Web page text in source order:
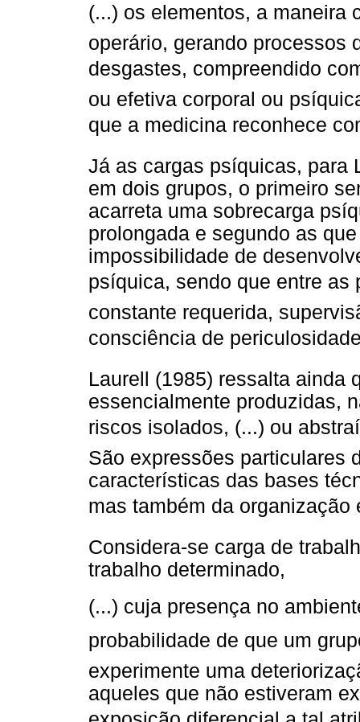
(...) os elementos, a
operário, gerando processos
desgastes, compreendido
ou efetiva corporal ou
que a medicina reconhece
Já as cargas psíquicas, para
em dois grupos, o primeiro
acarreta uma sobrecarga
prolongada e segundo as
impossibilidade de
psíquica, sendo que entre
constante requerida,
consciência de
Laurell (1985) ressalta ainda
essencialmente produzidas,
riscos isolados, (...) ou
São expressões particulares
características das bases
mas também da organização
Considera-se carga de
trabalho determinado,
(...) cuja presença no
probabilidade de que um
experimente uma
aqueles que não estiveram